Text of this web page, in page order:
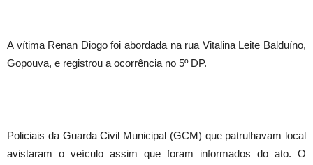
A vítima Renan Diogo foi abordada na rua Vitalina Leite Balduíno,
Gopouva, e registrou a ocorrência no 5º DP.
Policiais da Guarda Civil Municipal (GCM) que patrulhavam local
avistaram o veículo assim que foram informados do ato. O